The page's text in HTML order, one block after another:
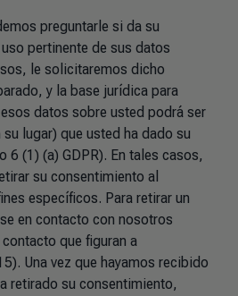
preguntarle si da su
pertinente de sus datos
le solicitaremos dicho
y la base jurídica para
datos sobre usted podrá ser
lugar) que usted ha dado su
6 (1) (a) GDPR). En tales casos,
su consentimiento al
específicos. Para retirar un
en contacto con nosotros
que figuran a
Una vez que hayamos recibido
retirado su consentimiento,